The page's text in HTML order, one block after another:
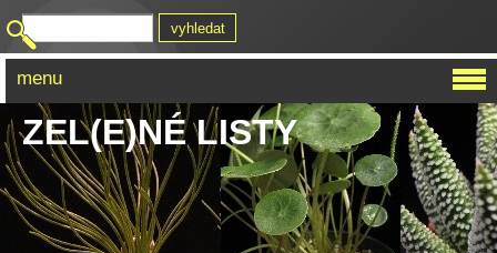
ZEL(E)NÉ LISTY
menu